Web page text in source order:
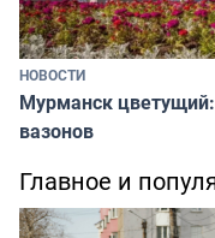
НОВОСТИ
Мурманск
вазонов
Главное и